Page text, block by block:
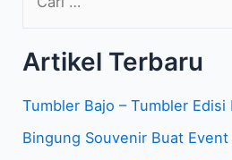
r
n
Artikel Terbaru
Tumbler Bajo – Tumbler Edisi
Bingung Souvenir Buat Event